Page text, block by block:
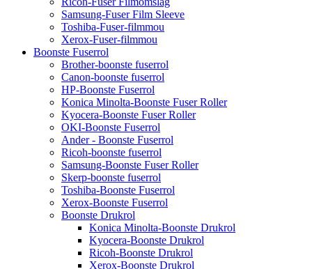
Samsung-Fuser Film Sleeve
Toshiba-Fuser-filmmou
Xerox-Fuser-filmmou
Boonste Fuserrol
Brother-boonste fuserrol
Canon-boonste fuserrol
HP-Boonste Fuserrol
Konica Minolta-Boonste Fuser Roller
Kyocera-Boonste Fuser Roller
OKI-Boonste Fuserrol
Ander - Boonste Fuserrol
Ricoh-boonste fuserrol
Samsung-Boonste Fuser Roller
Skerp-boonste fuserrol
Toshiba-Boonste Fuserrol
Xerox-Boonste Fuserrol
Boonste Drukrol
Konica Minolta-Boonste Drukrol
Kyocera-Boonste Drukrol
Ricoh-Boonste Drukrol
Xerox-Boonste Drukrol